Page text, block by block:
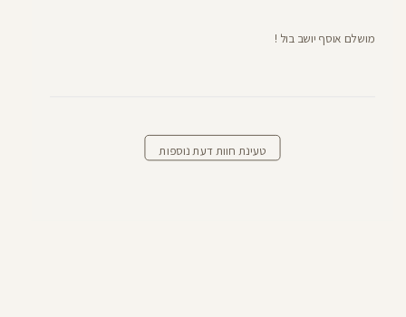
מושלם אוסף יושב בול !
טעינת חוות דעת נוספות